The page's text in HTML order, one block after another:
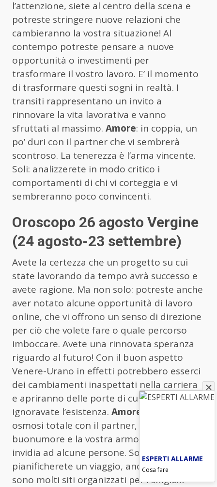
l’attenzione, siete al centro della scena e
potreste stringere nuove relazioni che
cambieranno la vostra situazione! Al
contempo potreste pensare a nuove
opportunità o investimenti per
trasformare il vostro lavoro. E’ il momento
di trasformare questi sogni in realtà. I
transiti rappresentano un invito a
rinnovare la vita lavorativa e vanno
sfruttati al massimo. Amore: in coppia, un
po’ duri con il partner che vi sembrerà
scontroso. La tenerezza è l’arma vincente.
Soli: analizzerete in modo critico i
comportamenti di chi vi corteggia e vi
sembreranno poco convincenti.
Oroscopo 26 agosto Vergine
(24 agosto-23 settembre)
Avete la certezza che un progetto su cui
state lavorando da tempo avrà successo e
avete ragione. Ma non solo: potreste anche
aver notato alcune opportunità di lavoro
online, che vi offrono un senso di direzione
per ciò che volete fare o quale percorso
imboccare. Avete una rinnovata speranza
riguardo al futuro! Con il buon aspetto
Venere-Urano in effetti potrebbero esserci
dei cambiamenti inaspettati nella carriera
e apriranno delle porte di cui fino a oggi
ignoravate l’esistenza. Amore
osmosi totale con il partner, siete di
buonumore e la vostra armonia farà
invidia ad alcune persone. Soli:
pianificherete un viaggio, anche da soli. Ci
sono molti siti organizzati per i single…
ESPERTI ALLARME
Cosa fare